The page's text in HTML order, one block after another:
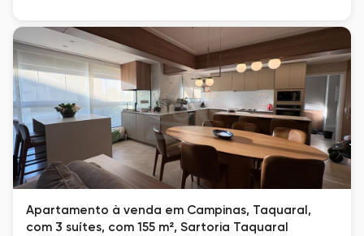
Apartamento à venda em Campinas, Taquaral,
com 3 suítes, com 155 m², Sartoria Taquaral